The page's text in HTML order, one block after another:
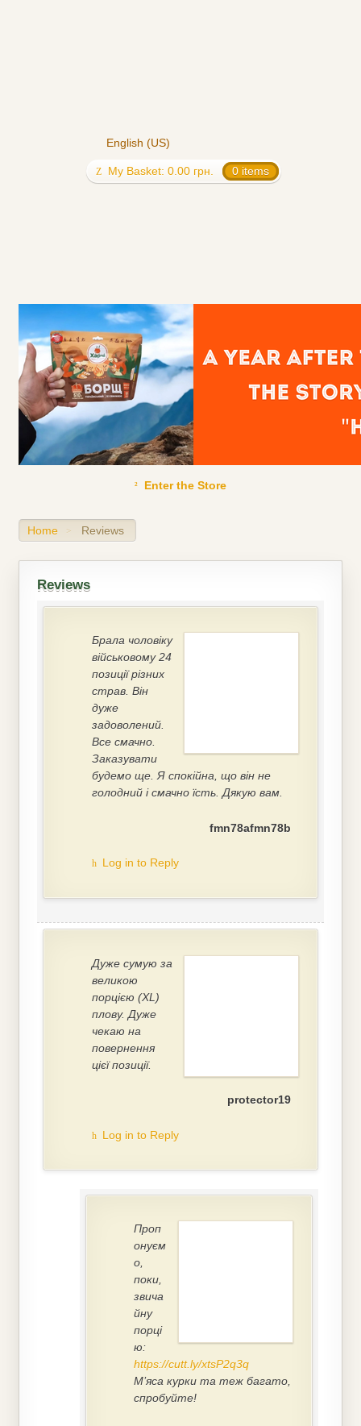
English (US)
My Basket: 0.00 грн. 0 items
Enter the Store
Home > Reviews
Reviews
Брала чоловіку
військовому 24
позиції різних
страв. Він
дуже
задоволений.
Все смачно.
Заказувати
будемо ще. Я спокійна, що він не
голодний і смачно їсть. Дякую вам.
fmn78afmn78b
Log in to Reply
Дуже сумую за
великою
порцією (XL)
плову. Дуже
чекаю на
повернення
цієї позиції.
protector19
Log in to Reply
Проп
онуєм
о,
поки,
звича
йну
порці
ю:
https://cutt.ly/xtsP2q3q
М’яса курки та теж багато,
спробуйте!